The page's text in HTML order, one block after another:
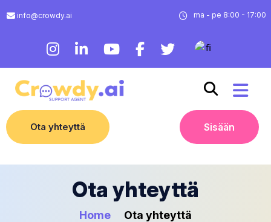
info@crowdy.ai ma - pe 8:00 - 17:00
Ota yhteyttä Sisään
Ota yhteyttä
Home Ota yhteyttä